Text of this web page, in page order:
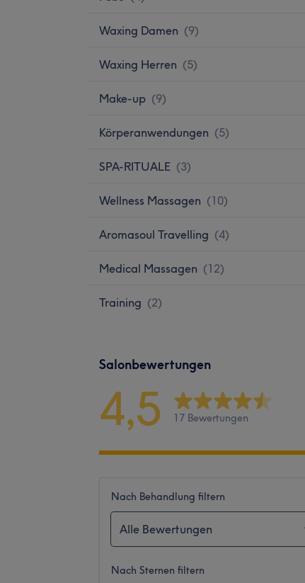
Waxing Damen (9)
Waxing Herren (5)
Make-up (9)
Körperanwendungen (5)
SPA-RITUALE (3)
Wellness Massagen (10)
Aromasoul Travelling (4)
Medical Massagen (12)
Training (2)
Salonbewertungen
4,5 17 Bewertungen
Nach Behandlung filtern
Alle Bewertungen
Nach Sternen filtern